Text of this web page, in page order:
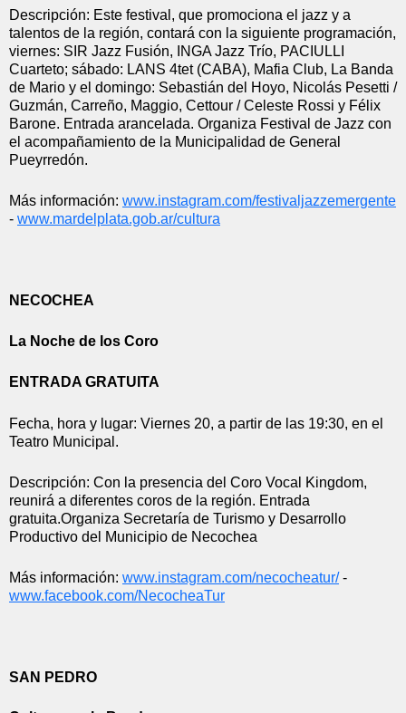
Descripción: Este festival, que promociona el jazz y a
talentos de la región, contará con la siguiente programación,
viernes: SIR Jazz Fusión, INGA Jazz Trío, PACIULLI
Cuarteto; sábado: LANS 4tet (CABA), Mafia Club, La Banda
de Mario y el domingo: Sebastián del Hoyo, Nicolás Pesetti /
Guzmán, Carreño, Maggio, Cettour / Celeste Rossi y Félix
Barone. Entrada arancelada. Organiza Festival de Jazz con
el acompañamiento de la Municipalidad de General
Pueyrredón.
Más información: www.instagram.com/festivaljazzemergente
- www.mardelplata.gob.ar/cultura
NECOCHEA
La Noche de los Coro
ENTRADA GRATUITA
Fecha, hora y lugar: Viernes 20, a partir de las 19:30, en el
Teatro Municipal.
Descripción: Con la presencia del Coro Vocal Kingdom,
reunirá a diferentes coros de la región. Entrada
gratuita.Organiza Secretaría de Turismo y Desarrollo
Productivo del Municipio de Necochea
Más información: www.instagram.com/necocheatur/
www.facebook.com/NecocheaTur
SAN PEDRO